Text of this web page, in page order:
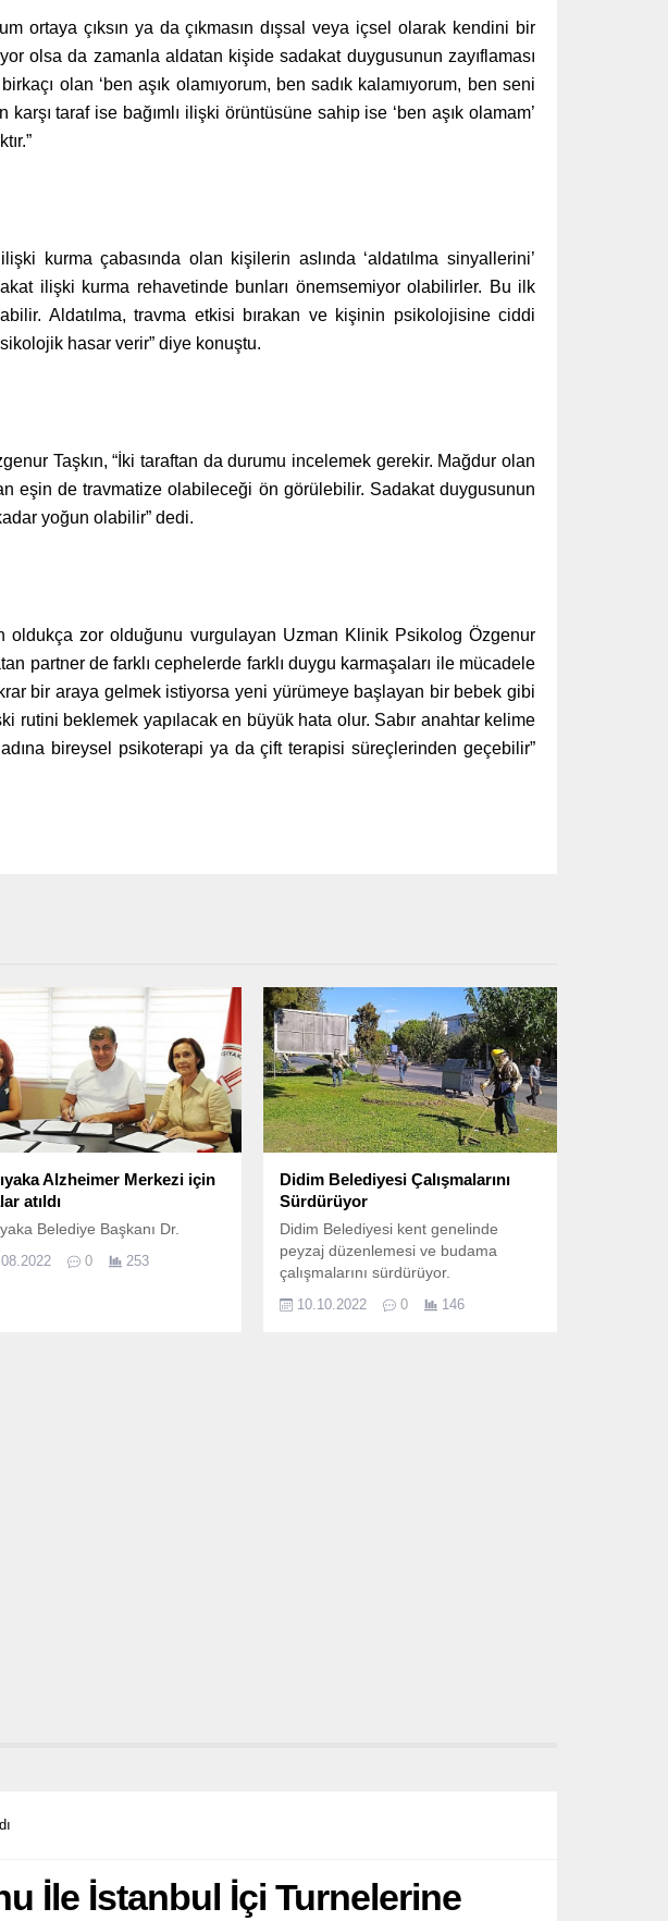
ortaya çıksın ya da çıkmasın dışsal veya içsel olarak kendini bir
olsa da zamanla aldatan kişide sadakat duygusunun zayıflaması
olan ‘ben aşık olamıyorum, ben sadık kalamıyorum, ben seni
taraf ise bağımlı ilişki örüntüsüne sahip ise ‘ben aşık olamam’
kurma çabasında olan kişilerin aslında ‘aldatılma sinyallerini’
ilişki kurma rehavetinde bunları önemsemiyor olabilirler. Bu ilk
Aldatılma, travma etkisi bırakan ve kişinin psikolojisine ciddi
hasar verir” diye konuştu.
Taşkın, “İki taraftan da durumu incelemek gerekir. Mağdur olan
eşin de travmatize olabileceği ön görülebilir. Sadakat duygusunun
yoğun olabilir” dedi.
oldukça zor olduğunu vurgulayan Uzman Klinik Psikolog Özgenur
partner de farklı cephelerde farklı duygu karmaşaları ile mücadele
bir araya gelmek istiyorsa yeni yürümeye başlayan bir bebek gibi
beklemek yapılacak en büyük hata olur. Sabır anahtar kelime
bireysel psikoterapi ya da çift terapisi süreçlerinden geçebilir”
Alzheimer Merkezi için
atıldı
Belediye Başkanı Dr.
0 253
Didim Belediyesi Çalışmalarını
Sürdürüyor
Didim Belediyesi kent genelinde
peyzaj düzenlemesi ve budama
çalışmalarını sürdürüyor.
10.10.2022 0 146
İle İstanbul İçi Turnelerine